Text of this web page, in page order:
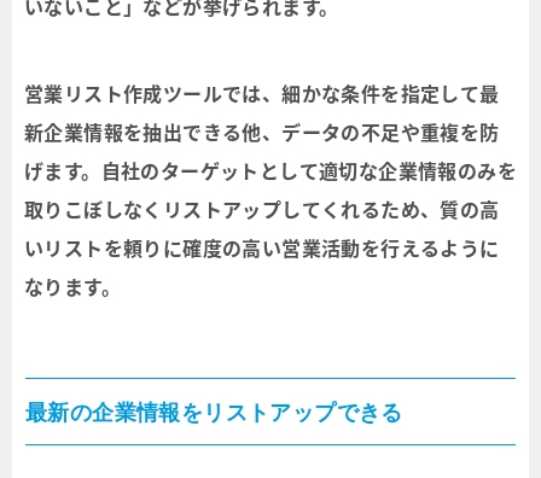
いないこと」などが挙げられます。
営業リスト作成ツールでは、細かな条件を指定して最
新企業情報を抽出できる他、データの不足や重複を防
げます。自社のターゲットとして適切な企業情報のみを
取りこぼしなくリストアップしてくれるため、質の高
いリストを頼りに確度の高い営業活動を行えるように
なります。
最新の企業情報をリストアップできる